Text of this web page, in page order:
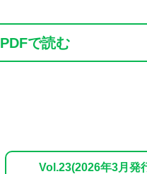
PDFで読む
Vol.23(2026年3月発